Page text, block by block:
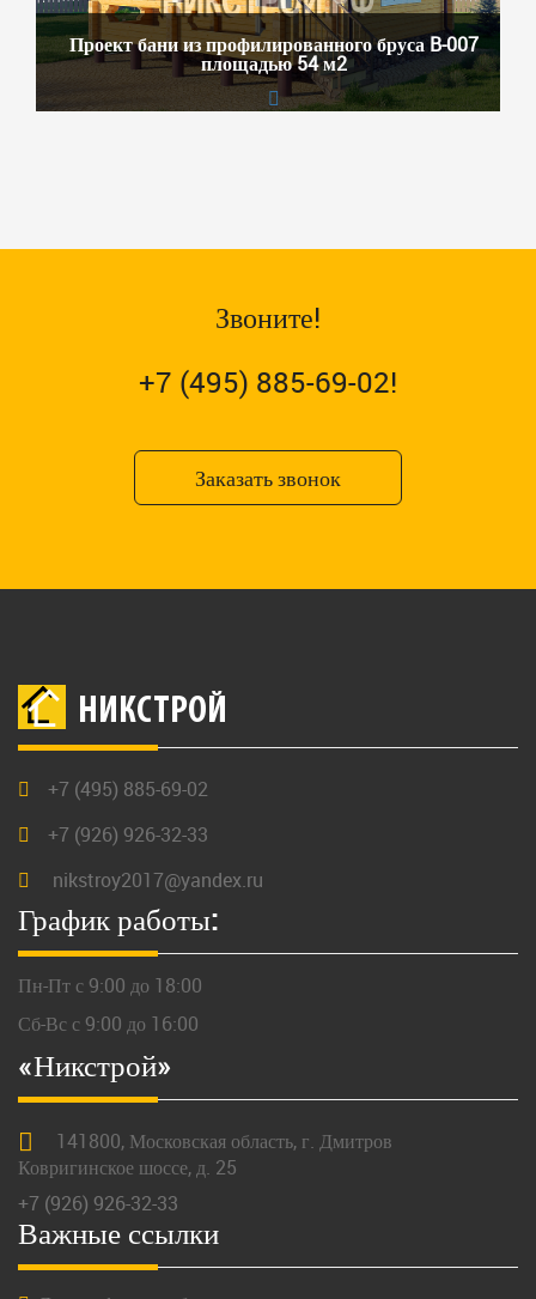
Проект бани из профилированного бруса B-007
площадью 54 м2
Звоните!
+7 (495) 885-69-02!
Заказать звонок
НИКСТРОЙ
+7 (495) 885-69-02
+7 (926) 926-32-33
nikstroy2017@yandex.ru
График работы:
Пн-Пт с 9:00 до 18:00
Сб-Вс с 9:00 до 16:00
«Никстрой»
141800, Московская область, г. Дмитров
Ковригинское шоссе, д. 25
+7 (926) 926-32-33
Важные ссылки